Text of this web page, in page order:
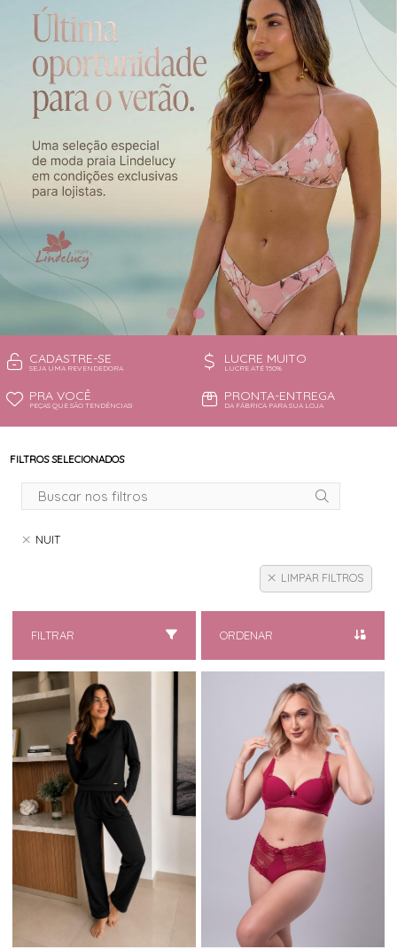
CONJUNTO
CONJUNTO BIQUÍNI
PIJAMA DE VERÃO
ROBE
TOP
TODOS DE OUTLET
CADASTRE-SE
SEJA UMA REVENDEDORA
LUCRE MUITO
LUCRE ATÉ 150%
PRA VOCÊ
PEÇAS QUE SÃO TENDÊNCIAS!
PRONTA-ENTREGA
DA FÁBRICA PARA SUA LOJA
FILTROS SELECIONADOS
NUIT
LIMPAR FILTROS
FILTRAR ORDENAR